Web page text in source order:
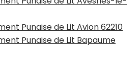
Punaise de Lit Avion 62210
Punaise de Lit Bapaume